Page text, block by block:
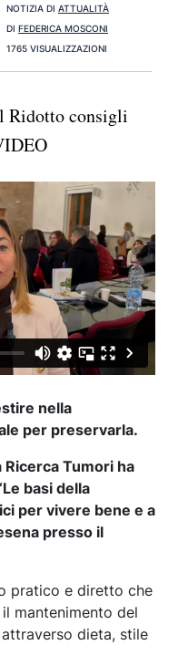
NOTIZIA DI ATTUALITÀ
DI FEDERICA MOSCONI
1765 VISUALIZZAZIONI
Ridotto consigli
nella
per preservarla.
Ricerca Tumori ha
basi della
per vivere bene e a
presso il
pratico e diretto che
mantenimento del
dieta, stile